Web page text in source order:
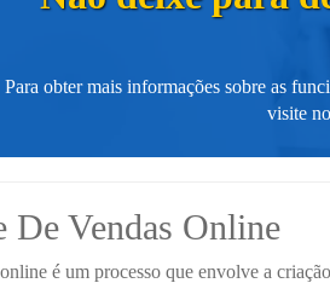
Para obter mais informações sobre as
visite
De Vendas Online
é um processo que envolve a